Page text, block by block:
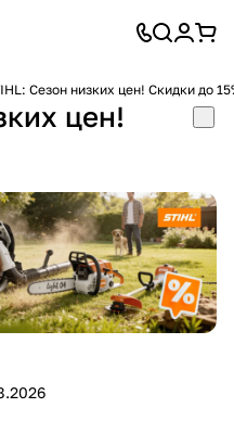
Сезон низких цен! Скидки до
цен!